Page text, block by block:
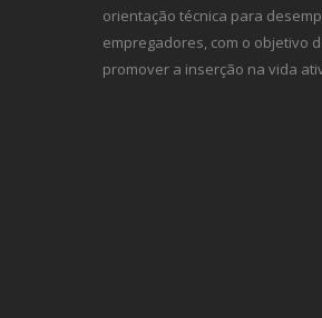
orientação técnica para
empregadores, com o objetivo
promover a inserção na vida